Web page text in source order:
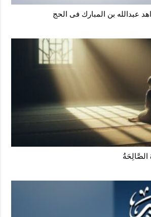
عبدالله بن المبارك فى الحج
الصَّالِحَةُ